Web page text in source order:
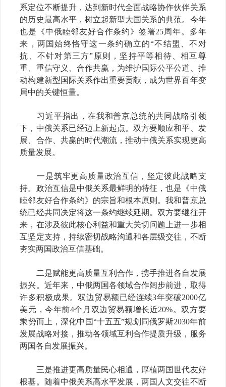
系定位不断提升，达到新时代全面战略协作伙伴关系
的历史最高水平，树立起新型大国关系的典范。今年
也是《中俄睦邻友好合作条约》签署25周年。多年
来，两国始终恪守这一条约确立的“不结盟、不对
抗、不针对第三方”原则，坚持平等相待、相互尊
重、重信守义、合作共赢，为维护国际公平公道、推
动构建新型国际关系作出重要贡献，成为世界百年变
局中的关键恒量。
习近平指出，在我和普京总统的共同战略引领
下，中俄关系已经迈上新起点。双方要顺应和平、发
展、合作、共赢的时代潮流，推动中俄关系实现更高
质量发展。
一是筑牢更高质量政治互信，坚定彼此战略支
持。政治互信是中俄关系最鲜明的特征，也是《中俄
睦邻友好合作条约》的宗旨和根本原则。我和普京总
统已经共同决定将这一条约继续延期。双方要继往开
来，在涉及彼此核心利益和重大关切问题上进一步相
互坚定支持，持续密切战略沟通和各层级交往，不断
夯实两国政治互信基础。
二是赋能更高质量互利合作，携手推进各自发展
振兴。近年来，中俄两国各领域合作阔步前进，取得
许多积极成果。双边贸易额已经连续3年突破2000亿
美元，今年前4个月双边贸易额增长近20%。双方要
乘势而上，深化中国“十五五”规划同俄罗斯2030年前
发展战略对接，推动各领域互利合作提质升级，服务
两国各自发展振兴。
三是推进更高质量民心相通，厚植两国世代友好
根基。随着中俄关系高水平发展，两国人文交往不断